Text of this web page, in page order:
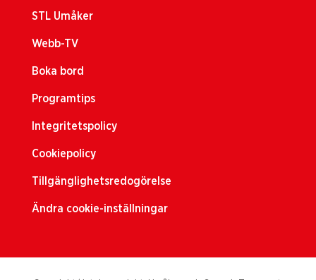
STL Umåker
Webb-TV
Boka bord
Programtips
Integritetspolicy
Cookiepolicy
Tillgänglighetsredogörelse
Ändra cookie-inställningar